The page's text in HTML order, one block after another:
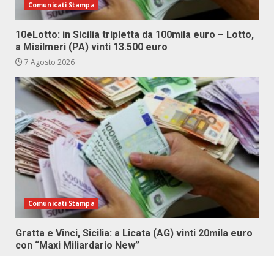
Comunicati Stampa
10eLotto: in Sicilia tripletta da 100mila euro – Lotto,
a Misilmeri (PA) vinti 13.500 euro
7 Agosto 2026
Comunicati Stampa
Gratta e Vinci, Sicilia: a Licata (AG) vinti 20mila euro
con “Maxi Miliardario New”